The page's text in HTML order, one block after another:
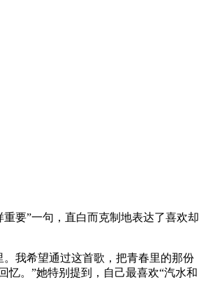
要”一句，直白而克制地表达了喜欢却
我希望通过这首歌，把青春里的那份
。”她特别提到，自己最喜欢“汽水和